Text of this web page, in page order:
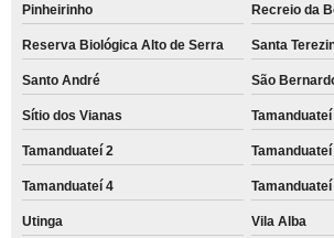
Pinheirinho Recreio da
Reserva Biológica Alto de Serra Santa
Santo André São
Sítio dos Vianas Tamanduateí
Tamanduateí 2 Tamanduateí
Tamanduateí 4 Tamanduateí
Utinga Vila Alba